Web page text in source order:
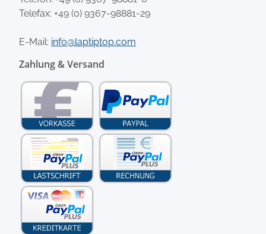
Telefax: +49 (0) 9367-98881-29
E-Mail: info@laptiptop.com
Zahlung & Versand